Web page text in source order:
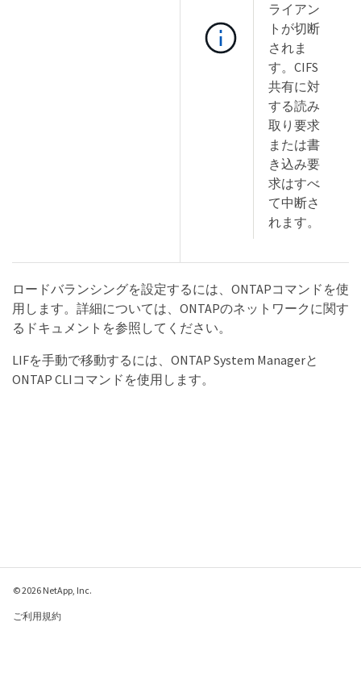
ライアン
トが切断
されま
す。CIFS
共有に対
する読み
取り要求
または書
き込み要
求はすべ
て中断さ
れます。
ロードバランシングを設定するには、ONTAPコマンドを使
用します。詳細については、ONTAPのネットワークに関す
るドキュメントを参照してください。
LIFを手動で移動するには、ONTAP System Managerと
ONTAP CLIコマンドを使用します。
© 2026 NetApp, Inc.
ご利用規約